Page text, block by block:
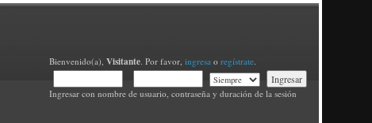
Bienvenido(a), Visitante. Por favor, ingresao regístrate.
Ingresar con nombre de usuario, contraseña y duración de la sesión